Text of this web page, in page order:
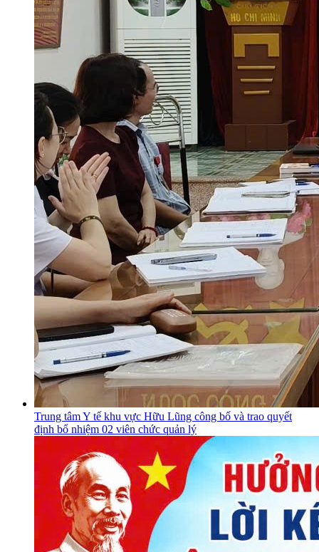
Trung tâm Y tế khu vực Hữu Lũng công bố và trao quyết
định bổ nhiệm 02 viên chức quản lý